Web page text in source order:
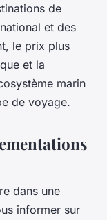
de
et des
le prix plus
et la
marin
de voyage.
dans une
informer sur